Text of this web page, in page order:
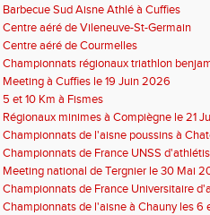
Barbecue Sud Aisne Athlé à Cuffies
Centre aéré de Vileneuve-St-Germain
Centre aéré de Courmelles
Championnats régionaux triathlon
2026
Meeting à Cuffies le 19 Juin 2026
5 et 10 Km à Fismes
Régionaux minimes à Compiègne le 21
Championnats de l'aisne poussins à
2026
Championnats de France UNSS
Meeting national de Tergnier le 30 Mai
Championnats de France Universitaire
Mai 2026
Championnats de l'aisne à Chauny les 6